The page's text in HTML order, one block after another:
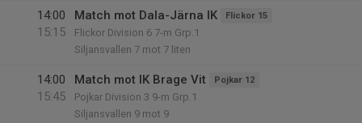
14:00
15:15
Match mot Dala-Järna IK Flickor 15
Flickor Division 6 7-m Grp.1
Siljansvallen 7 mot 7 liten
14:00
15:45
Match mot IK Brage Vit Pojkar 12
Pojkar Division 3 9-m Grp.1
Siljansvallen 9 mot 9